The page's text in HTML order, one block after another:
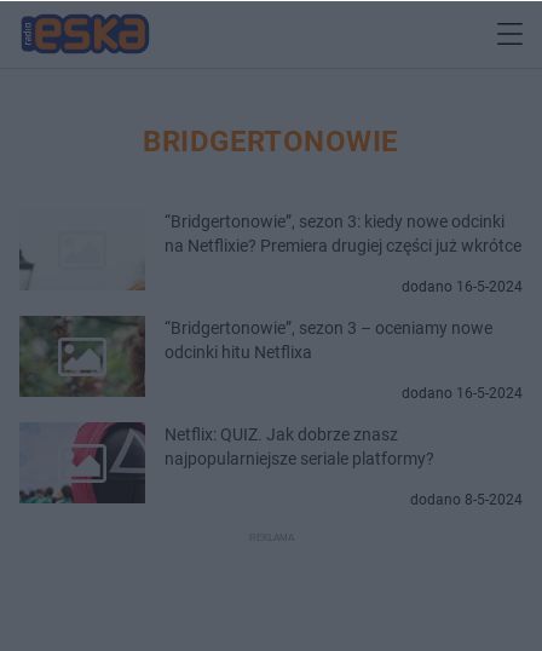
BRIDGERTONOWIE
“Bridgertonowie”, sezon 3: kiedy nowe odcinki
na Netflixie? Premiera drugiej części już wkrótce
dodano 16-5-2024
“Bridgertonowie”, sezon 3 – oceniamy nowe
odcinki hitu Netflixa
dodano 16-5-2024
Netflix: QUIZ. Jak dobrze znasz
najpopularniejsze seriale platformy?
dodano 8-5-2024